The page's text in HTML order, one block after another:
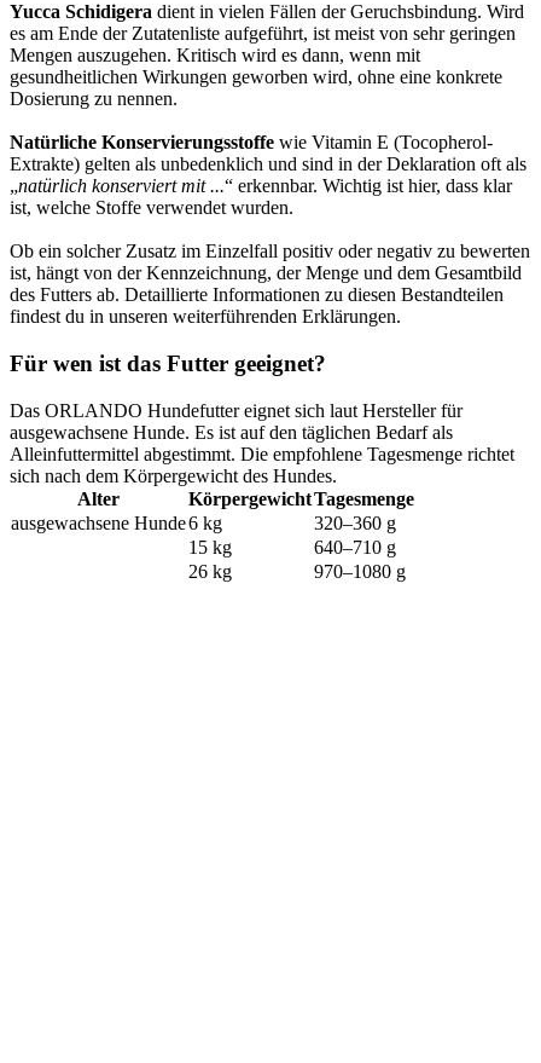
Yucca Schidigera dient in vielen Fällen der Geruchsbindung. Wird
es am Ende der Zutatenliste aufgeführt, ist meist von sehr geringen
Mengen auszugehen. Kritisch wird es dann, wenn mit
gesundheitlichen Wirkungen geworben wird, ohne eine konkrete
Dosierung zu nennen.
Natürliche Konservierungsstoffe wie Vitamin E (Tocopherol-
Extrakte) gelten als unbedenklich und sind in der Deklaration oft als
„natürlich konserviert mit ...“ erkennbar. Wichtig ist hier, dass klar
ist, welche Stoffe verwendet wurden.
Ob ein solcher Zusatz im Einzelfall positiv oder negativ zu bewerten
ist, hängt von der Kennzeichnung, der Menge und dem Gesamtbild
des Futters ab. Detaillierte Informationen zu diesen Bestandteilen
findest du in unseren weiterführenden Erklärungen.
Für wen ist das Futter geeignet?
Das ORLANDO Hundefutter eignet sich laut Hersteller für
ausgewachsene Hunde. Es ist auf den täglichen Bedarf als
Alleinfuttermittel abgestimmt. Die empfohlene Tagesmenge richtet
sich nach dem Körpergewicht des Hundes.
Alter
KörpergewichtTagesmenge
ausgewachsene Hunde6 kg
320–360 g
15 kg
640–710 g
26 kg
970–1080 g